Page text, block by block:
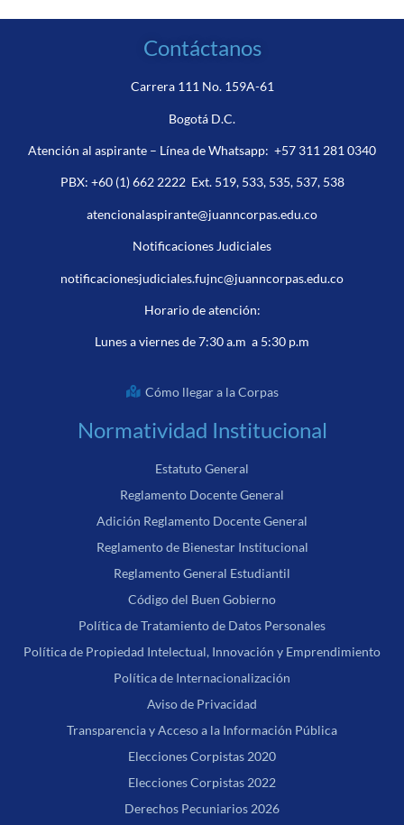
Contáctanos
Carrera 111 No. 159A-61
Bogotá D.C.
Atención al aspirante – Línea de Whatsapp: +57 311 281 0340
PBX: +60 (1) 662 2222Ext. 519, 533, 535, 537, 538
atencionalaspirante@juanncorpas.edu.co
Notificaciones Judiciales
notificacionesjudiciales.fujnc@juanncorpas.edu.co
Horario de atención:
Lunes a viernes de 7:30 a.m a 5:30 p.m
Cómo llegar a la Corpas
Normatividad Institucional
Estatuto General
Reglamento Docente General
Adición Reglamento Docente General
Reglamento de Bienestar Institucional
Reglamento General Estudiantil
Código del Buen Gobierno
Política de Tratamiento de Datos Personales
Política de Propiedad Intelectual, Innovación y Emprendimiento
Política de Internacionalización
Aviso de Privacidad
Transparencia y Acceso a la Información Pública
Elecciones Corpistas 2020
Elecciones Corpistas 2022
Derechos Pecuniarios 2026